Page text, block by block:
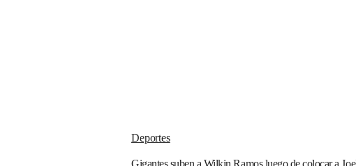
Deportes
Gigantes suben a Wilkin Ramos luego de colocar a